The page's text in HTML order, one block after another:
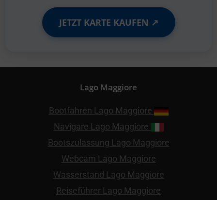
JETZT KARTE KAUFEN ↗
Lago Maggiore
Bootfahren Lago Maggiore
Navigare Lago Maggiore
Bootszulassung Lago Maggiore
Webcam Lago Maggiore
Wasserstand Lago Maggiore
Reiseführer Lago Maggiore